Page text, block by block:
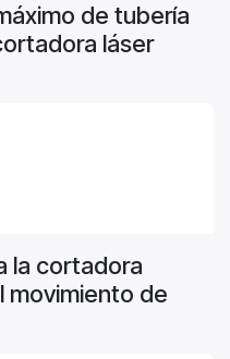
de tubería
láser
la cortadora
movimiento de